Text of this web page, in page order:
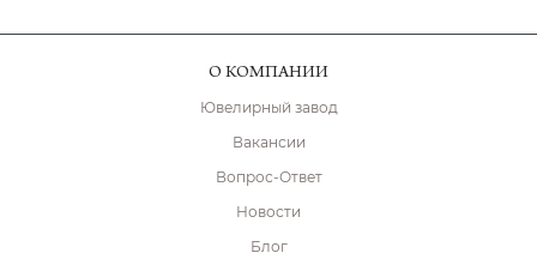
О КОМПАНИИ
Ювелирный завод
Вакансии
Вопрос-Ответ
Новости
Блог